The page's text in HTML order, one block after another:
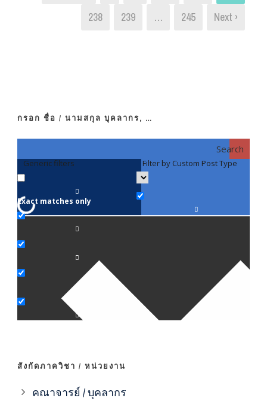
238
239 … 245 Next ›
กรอก ชื่อ / นามสกุล บุคลากร, …
Search
Generic filters
Exact matches only
Filter by Custom Post Type
สังกัดภาควิชา / หน่วยงาน
คณาจารย์ / บุคลากร